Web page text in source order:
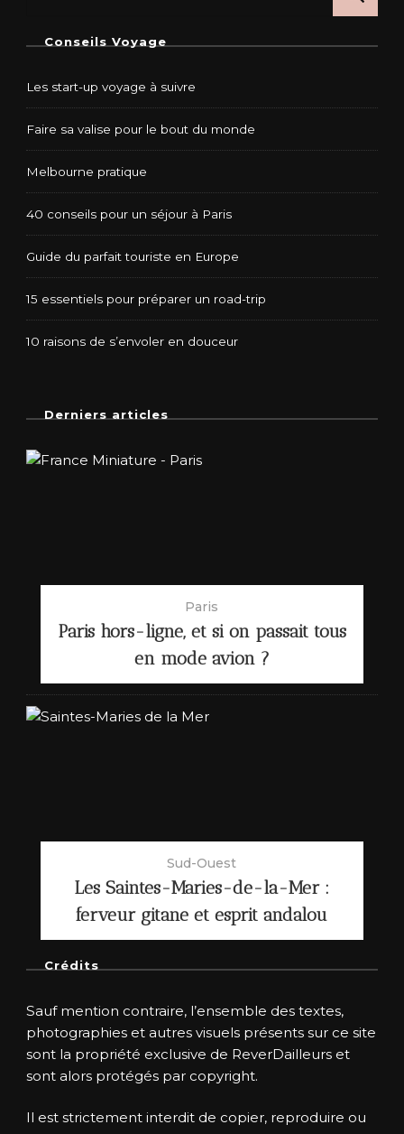
Conseils Voyage
Les start-up voyage à suivre
Faire sa valise pour le bout du monde
Melbourne pratique
40 conseils pour un séjour à Paris
Guide du parfait touriste en Europe
15 essentiels pour préparer un road-trip
10 raisons de s’envoler en douceur
Derniers articles
Paris
Paris hors-ligne, et si on passait tous
en mode avion ?
Sud-Ouest
Les Saintes-Maries-de-la-Mer :
ferveur gitane et esprit andalou
Crédits
Sauf mention contraire, l’ensemble des textes,
photographies et autres visuels présents sur ce site
sont la propriété exclusive de ReverDailleurs et
sont alors protégés par copyright.
Il est strictement interdit de copier, reproduire ou